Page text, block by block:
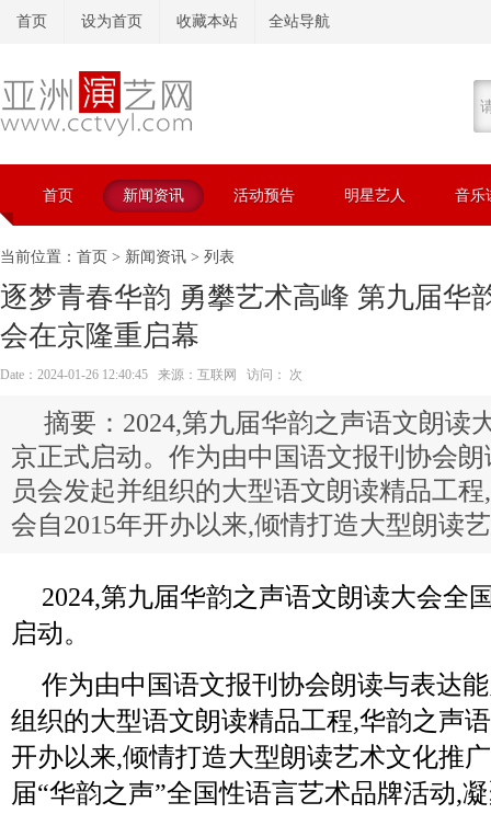
首页 设为首页 收藏本站 全站导航
首页 新闻资讯 活动预告 明星艺人 音乐
当前位置： 首页 > 新闻资讯 > 列表
逐梦青春华韵 勇攀艺术高峰 第九届华
会在京隆重启幕
Date：2024-01-26 12:40:45 来源：互联网 访问： 次
2024,第九届华韵之声语文朗读
京正式启动。作为由中国语文报刊协会
员会发起并组织的大型语文朗读精品工
会自2015年开办以来,倾情打造大型朗读
2024,第九届华韵之声语文朗读大会全
启动。
作为由中国语文报刊协会朗读与表达
组织的大型语文朗读精品工程,华韵之声
开办以来,倾情打造大型朗读艺术文化推
届“华韵之声”全国性语言艺术品牌活动,